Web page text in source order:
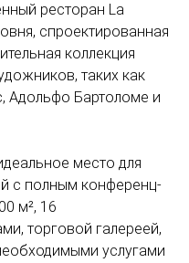
ресторан La
спроектированная
коллекция
таких как
Адольфо Бартоломе и
место для
с полным конференц-
м², 16
торговой галереей,
услугами